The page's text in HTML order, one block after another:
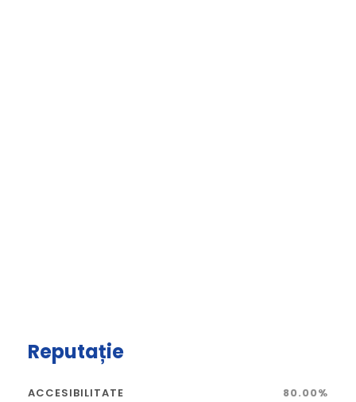
Reputație
ACCESIBILITATE 80.00%